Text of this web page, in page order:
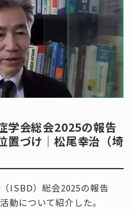
学会総会2025の報告
置づけ｜松尾幸治（埼
ISBD）総会2025の報告
動について紹介した。